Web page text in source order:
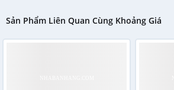
Sản Phẩm Liên Quan Cùng Khoảng Giá